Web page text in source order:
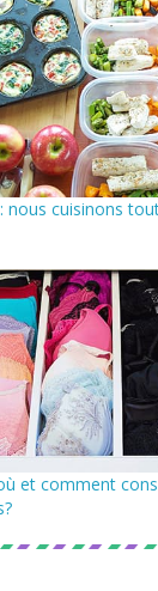
nous cuisinons
et comment